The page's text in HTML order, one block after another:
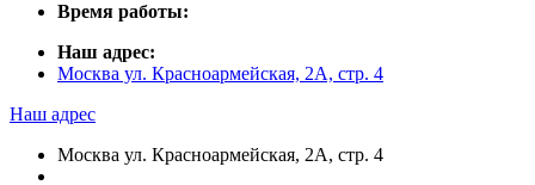
Время работы:
Наш адрес:
Москва ул. Красноармейская, 2А, стр. 4
Наш адрес
Москва ул. Красноармейская, 2А, стр. 4